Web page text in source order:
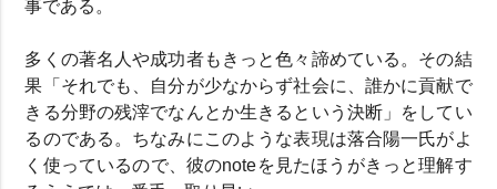
事である。
多くの著名人や成功者もきっと色々諦めている。その結
果「それでも、自分が少なからず社会に、誰かに貢献で
きる分野の残滓でなんとか生きるという決断」をしてい
るのである。ちなみにこのような表現は落合陽一氏がよ
く使っているので、彼のnoteを見たほうがきっと理解す